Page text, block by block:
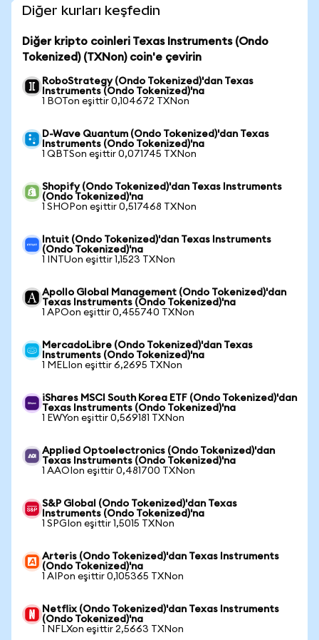
Diğer kurları keşfedin
Diğer kripto coinleri Texas Instruments (Ondo
Tokenized) (TXNon) coin'e çevirin
RoboStrategy (Ondo Tokenized)'dan Texas
Instruments (Ondo Tokenized)'na
1 BOTon eşittir 0,104672 TXNon
D-Wave Quantum (Ondo Tokenized)'dan Texas
Instruments (Ondo Tokenized)'na
1 QBTSon eşittir 0,071745 TXNon
Shopify (Ondo Tokenized)'dan Texas Instruments
(Ondo Tokenized)'na
1 SHOPon eşittir 0,517468 TXNon
Intuit (Ondo Tokenized)'dan Texas Instruments
(Ondo Tokenized)'na
1 INTUon eşittir 1,1523 TXNon
Apollo Global Management (Ondo Tokenized)'dan
Texas Instruments (Ondo Tokenized)'na
1 APOon eşittir 0,455740 TXNon
MercadoLibre (Ondo Tokenized)'dan Texas
Instruments (Ondo Tokenized)'na
1 MELIon eşittir 6,2695 TXNon
iShares MSCI South Korea ETF (Ondo Tokenized)'dan
Texas Instruments (Ondo Tokenized)'na
1 EWYon eşittir 0,569181 TXNon
Applied Optoelectronics (Ondo Tokenized)'dan
Texas Instruments (Ondo Tokenized)'na
1 AAOIon eşittir 0,481700 TXNon
S&P Global (Ondo Tokenized)'dan Texas
Instruments (Ondo Tokenized)'na
1 SPGIon eşittir 1,5015 TXNon
Arteris (Ondo Tokenized)'dan Texas Instruments
(Ondo Tokenized)'na
1 AIPon eşittir 0,105365 TXNon
Netflix (Ondo Tokenized)'dan Texas Instruments
(Ondo Tokenized)'na
1 NFLXon eşittir 2,5663 TXNon